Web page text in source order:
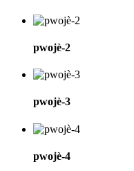
pwojè-2
pwojè-3
pwojè-4